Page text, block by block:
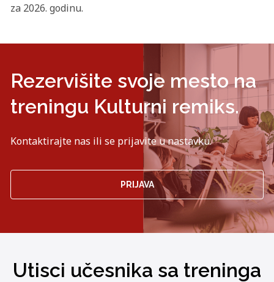
za 2026. godinu.
Rezervišite svoje mesto na
treningu Kulturni remiks.
Kontaktirajte nas ili se prijavite u nastavku.
PRIJAVA
Utisci učesnika sa treninga